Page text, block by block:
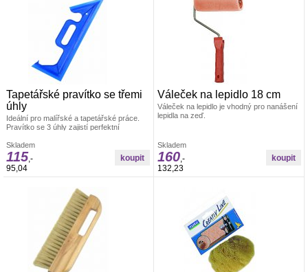
Tapetářské pravítko se třemi
úhly
Ideální pro malířské a tapetářské práce.
Pravítko se 3 úhly zajistí perfektní
hmota
Skladem
115,-
95,04
Váleček na lepidlo 18 cm
Váleček na lepidlo je vhodný pro nanášení
lepidla na zeď.
Skladem
160,-
132,23